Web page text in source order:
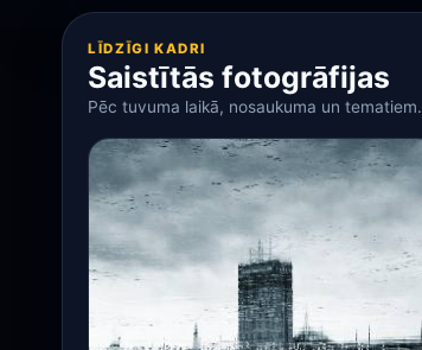
LĪDZĪGI KADRI
Saistītās fotogrāfijas
Pēc tuvuma laikā, nosaukuma un tematiem.